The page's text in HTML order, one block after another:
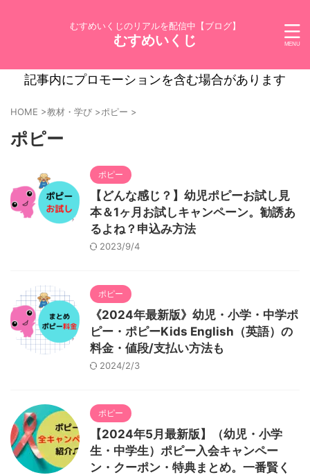
むすめいくじのリアルを配信中【ブログ】
むすめいくじ
記事内にプロモーションを含む場合があります
HOME >教材・学び >ポピー >
ポピー
ポピー
【どんな感じ？】幼児ポピーお試し見
本＆1ヶ月お試しキャンペーン。勧誘あ
るよね？申込み方法
2023/9/4
ポピー
《2024年最新版》幼児・小学・中学ポ
ピー・ポピーKids English（英語）の
料金・値段/支払い方法も
2024/2/3
ポピー
【2024年5月最新版】（幼児・小学
生・中学生）ポピー入会キャンペー
ン・クーポン・特典まとめ。一番賢く